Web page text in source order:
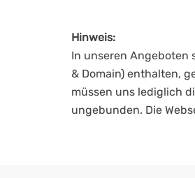
Hinweis:
In unseren Angeboten
& Domain) enthalten,
müssen uns lediglich
ungebunden. Die